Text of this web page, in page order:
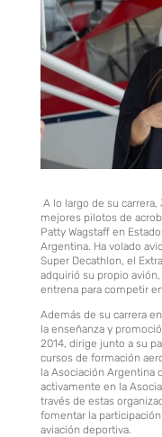
A lo largo de su
mejores pilotos de
Patty Wagstaff en
Argentina. Ha volado
Super Decathlon, el
adquirió su propio
entrena para competir
Además de su carrera
la enseñanza y
2014, dirige junto a su
cursos de formación
la Asociación Argentina
activamente en la
través de estas
fomentar la
aviación deportiva.